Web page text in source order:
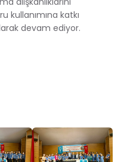
kullanımına katkı
devam ediyor.